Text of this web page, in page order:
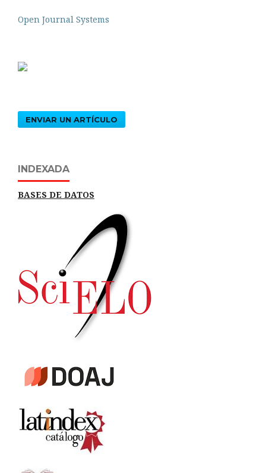
Open Journal Systems
ENVIAR UN ARTÍCULO
INDEXADA
BASES DE DATOS